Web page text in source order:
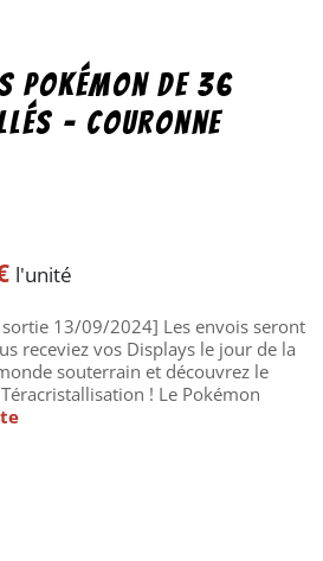
Pokémon de 36
– Couronne
Le
actuel
est :
189,90 €.
l'unité
13/09/2024] Les envois seront
receviez vos Displays le jour de la
souterrain et découvrez le
! Le Pokémon